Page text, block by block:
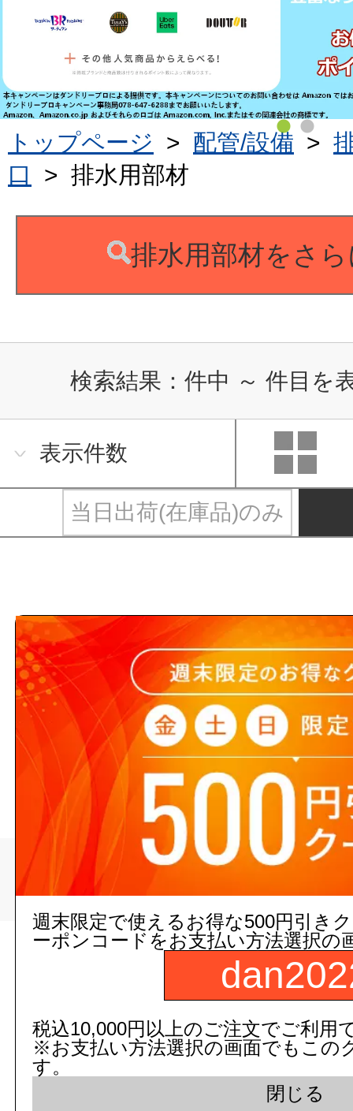
トップページ > 配管/設備 >
口
> 排水用部材
排水用部材をさ
検索結果： 件中 ～ 件目を
表示件数
当日出荷(在庫品)のみ
排水用部材
トップページ > 配管/設備
>
排水金具・目皿・掃除口
> 排水用
現在の店舗受注状
週末限定で使えるお得な500円引き
ーポンコードをお支払い方法選択の
税込10,000円以上のご注文でご利用
※お支払い方法選択の画面でもこの
す。
閉じる